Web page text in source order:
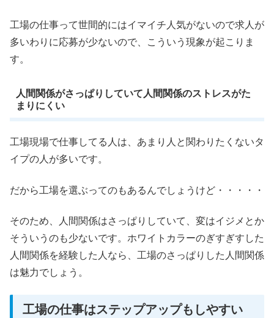
工場の仕事って世間的にはイマイチ人気がないので求人が
多いわりに応募が少ないので、こういう現象が起こりま
す。
人間関係がさっぱりしていて人間関係のストレスがた
まりにくい
工場現場で仕事してる人は、あまり人と関わりたくないタ
イプの人が多いです。
だから工場を選ぶってのもあるんでしょうけど・・・・・
そのため、人間関係はさっぱりしていて、変はイジメとか
そういうのも少ないです。ホワイトカラーのぎすぎすした
人間関係を経験した人なら、工場のさっぱりした人間関係
は魅力でしょう。
工場の仕事はステップアップもしやすい